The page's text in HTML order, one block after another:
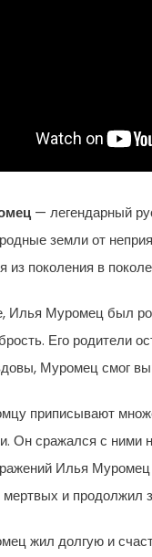
— легендарный
земли от
из поколения в
Илья Муромец был
Его родители
Муромец смог
приписывают
Он сражался с ними
Илья Муромец
мертвых и продолжил
жил долгую и